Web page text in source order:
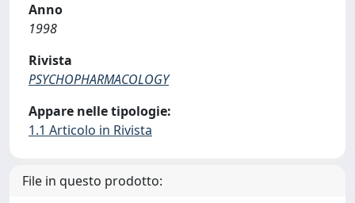
Anno
1998
Rivista
PSYCHOPHARMACOLOGY
Appare nelle tipologie:
1.1 Articolo in Rivista
File in questo prodotto: